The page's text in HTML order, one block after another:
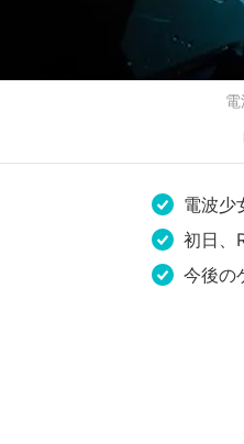
電波少
初日、
今後の